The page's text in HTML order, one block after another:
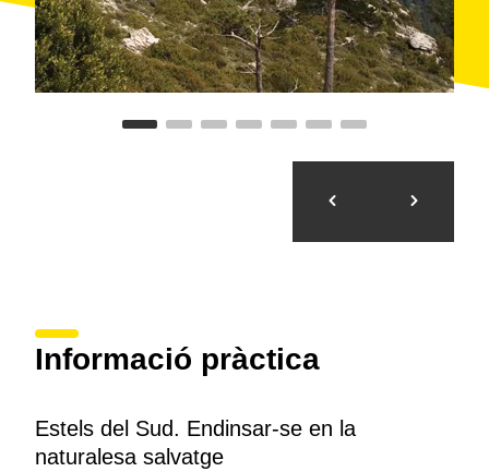
salvatges, porcs senglars o guineus.
Informació pràctica
Estels del Sud. Endinsar-se en la
naturalesa salvatge